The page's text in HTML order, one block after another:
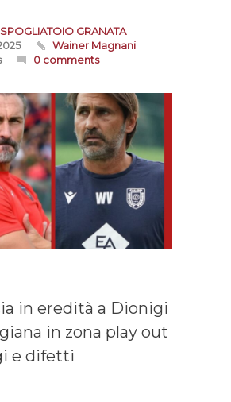
GRANATA
Wainer Magnani
0 comments
in eredità a Dionigi
in zona play out
e difetti